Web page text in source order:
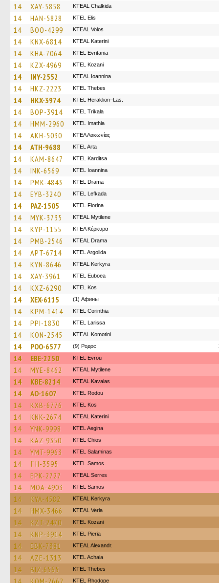
14 XAY-5858 KTEAL Chalkida
14 HAN-5828 KTEL Elis
14 BOO-4299 KTEAL Volos
14 KNX-6814 KTEAL Katerini
14 KHA-7064 ΚΤΕL Evritania
14 KZX-4969 ΚΤΕL Kozani
14 INY-2552 KTEAL Ioannina
14 HKZ-2223 KTEL Thebes
14 HKX-3974 KTEL Heraklion–Las.
14 BOP-3914 ΚΤΕL Τrikala
14 HMM-2960 KTEL Imathia
14 AKH-5030 ΚΤΕΛ Λακωνίας
14 ATH-9688 KTEL Arta
14 KAM-8647 ΚΤΕL Karditsa
14 INK-6569 KTEL Ioannina
14 PMK-4843 KTEL Drama
14 EYB-3240 KTEL Lefkada
14 PAZ-1505 KTEL Florina
14 MYK-3735 KTEAL Mytilene
14 KYP-1155 ΚΤΕΛ Κέρκυρα
14 PMB-2546 KTEAL Drama
14 APT-6714 KTEL Argolida
14 KYN-8646 KTEAL Kerkyra
14 XAY-3961 ΚΤΕL Euboea
14 KXZ-6290 KTEL Kos
14 XEX-6115 (1) Афины
14 KPM-1414 KTEL Corinthia
14 PPI-1830 KTEL Larissa
14 KON-2545 KTEAL Komotini
14 POO-6577 (9) Родос
14 EBE-2250 KTEL Evrou
14 MYE-8462 KTEAL Mytilene
14 KBE-8214 KTEAL Kavalas
14 AO-1607 ΚΤΕL Rodou
14 KXB-6776 KTEL Kos
14 KNK-2674 KTEAL Katerini
14 YNK-9998 KTEL Aegina
14 KAZ-9350 KTEL Chios
14 YMT-9963 KTEL Salaminas
14 ΓH-3595 KTEL Samos
14 EPK-2727 KTEAL Serres
14 MOA-4903 KTEL Samos
14 KYA-4582 KTEAL Kerkyra
14 HMX-3466 KTEAL Veria
14 KZT-2470 ΚΤΕL Kozani
14 KNP-3914 KTEL Pieria
14 EBK-7381 KTEAL Alexandr.
14 AZE-1313 KTEL Achaia
14 BIZ-6565 KTEL Thebes
14 KOM-2662 KTEL Rhodope